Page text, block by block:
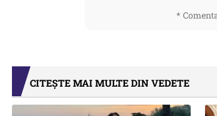
*
CITEȘTE MAI MULTE DIN VEDETE